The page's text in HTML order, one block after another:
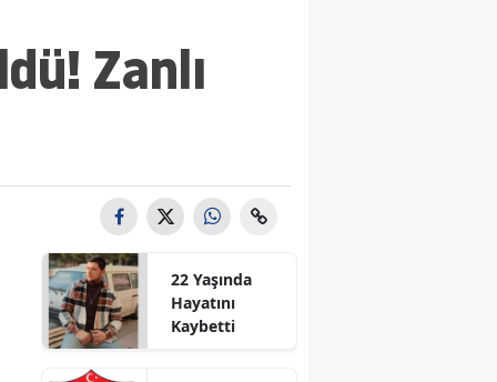
Antalya
Balıkesir
Bilecik
Bingöl
Bitlis
Zanlı
22 Yaşında
Hayatını
Kaybetti